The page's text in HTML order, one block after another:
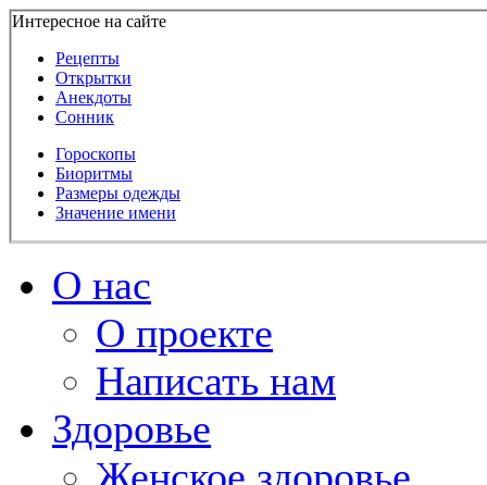
Интересное на сайте
Рецепты
Открытки
Анекдоты
Сонник
Гороскопы
Биоритмы
Размеры одежды
Значение имени
О нас
О проекте
Написать нам
Здоровье